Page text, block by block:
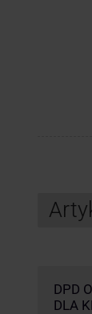
DPD
DLA